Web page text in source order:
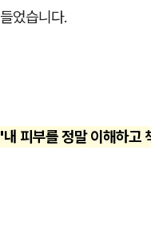
들었습니다.
'내 피부를 정말 이해하고